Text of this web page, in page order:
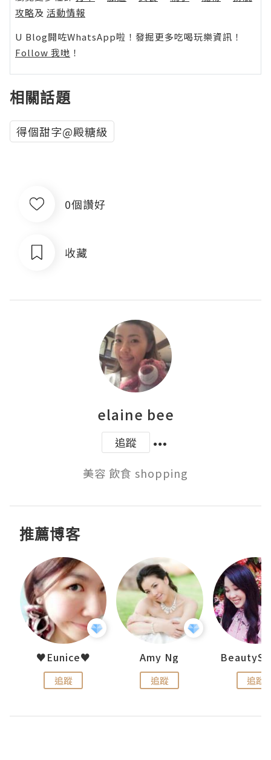
攻略及 活動情報
U Blog開咗WhatsApp啦！發掘更多吃喝玩樂資訊！
Follow 我哋 ！
相關話題
得個甜字@殿糖級
0個讚好
收藏
elaine bee
追蹤
美容 飲食 shopping
推薦博客
♥Eunice♥
追蹤
Amy Ng
追蹤 追蹤